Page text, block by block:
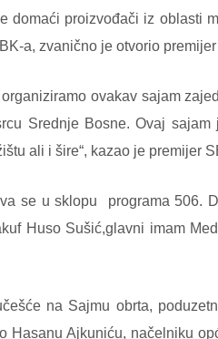
domaći proizvođači iz oblasti
a, zvanično je otvorio
ovakav sajam
Srednje Bosne. Ovaj
ali i šire“, kazao je premijer
se u sklopu programa 506.
Huso Sušić,glavni imam
na Sajmu obrta,
Hasanu Ajkuniću, načelniku